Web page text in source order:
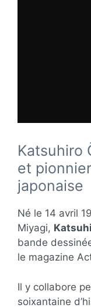
Katsuhiro
et
japonaise
Né le 14 avril
Miyagi,
bande
le magazine
Il y collabore
soixantaine